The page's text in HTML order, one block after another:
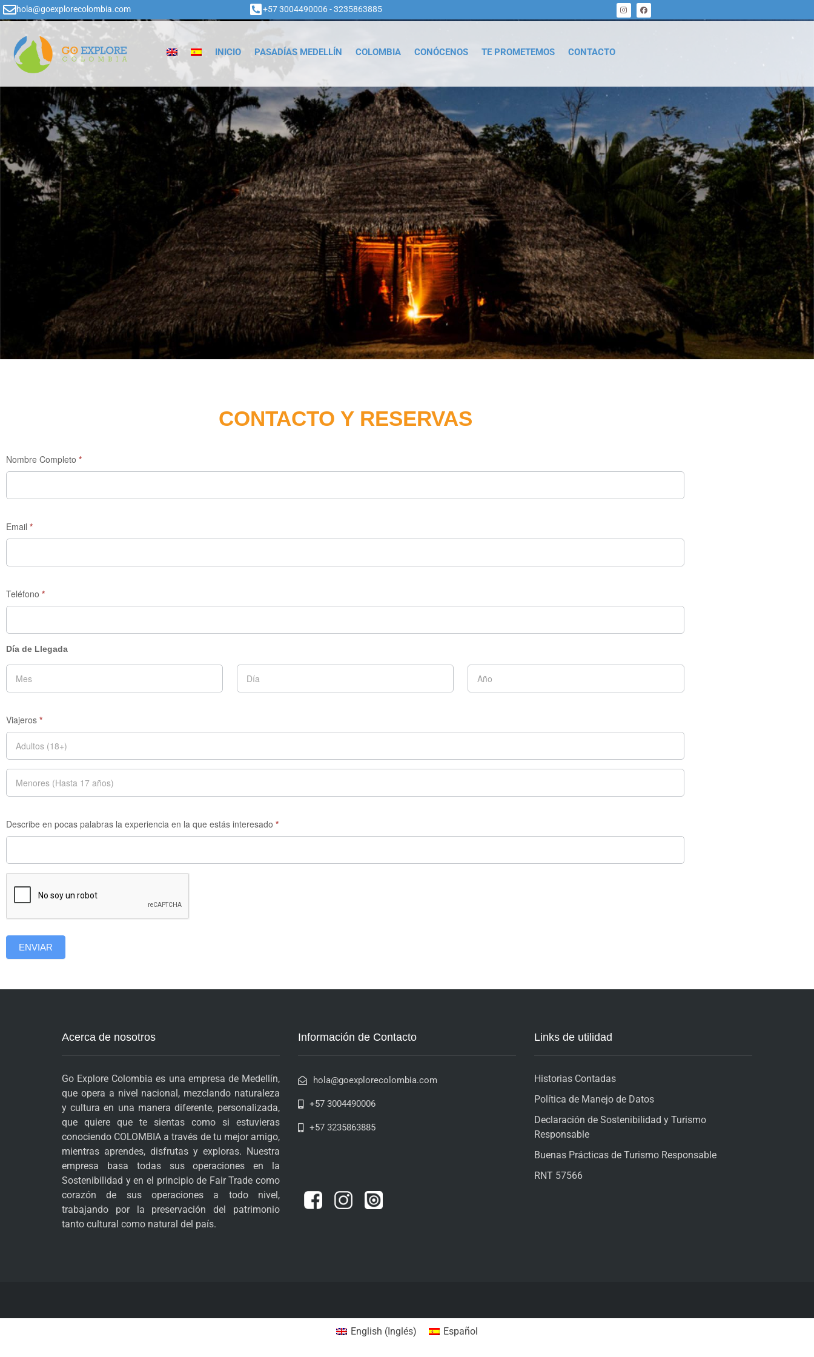
hola@goexplorecolombia.com +57 3004490006 - 3235863885
INICIO PASADÍAS MEDELLÍN COLOMBIA CONÓCENOS TE PROMETEMOS CONTACTO
CONTACTO Y RESERVAS
Form
Nombre Completo *
Email *
Teléfono *
Día de Llegada
Viajeros *
Describe en pocas palabras la experiencia en la que estás interesado *
ENVIAR
Acerca de nosotros
Go Explore Colombia es una empresa de Medellín,
que opera a nivel nacional, mezclando naturaleza
y cultura en una manera diferente, personalizada,
que quiere que te sientas como si estuvieras
conociendo COLOMBIA a través de tu mejor amigo,
mientras aprendes, disfrutas y exploras. Nuestra
empresa basa todas sus operaciones en la
Sostenibilidad y en el principio de Fair Trade como
corazón de sus operaciones a todo nivel,
trabajando por la preservación del patrimonio
tanto cultural como natural del país.
Información de Contacto
hola@goexplorecolombia.com
+57 3004490006
+57 3235863885
Links de utilidad
Historias Contadas
Política de Manejo de Datos
Declaración de Sostenibilidad y Turismo
Responsable
Buenas Prácticas de Turismo Responsable
RNT 57566
English (Inglés) Español